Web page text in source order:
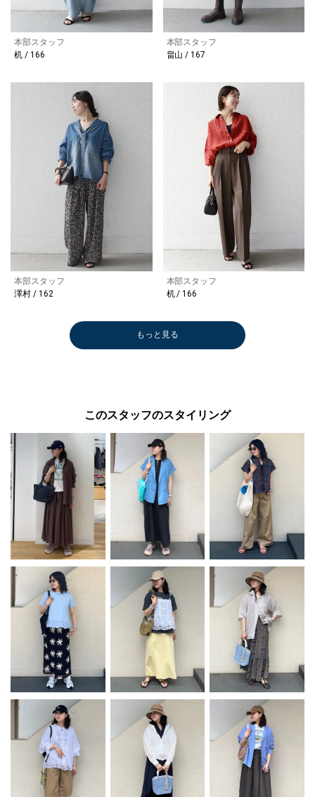
本部スタッフ
机 / 166
本部スタッフ
畠山 / 167
本部スタッフ
澤村 / 162
本部スタッフ
机 / 166
もっと見る
このスタッフのスタイリング